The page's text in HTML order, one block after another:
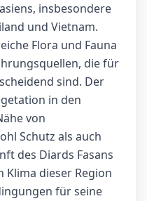
insbesondere
und Vietnam.
Flora und Fauna
die für
sind. Der
in den
von
Schutz als auch
des Diards Fasans
dieser Region
für seine